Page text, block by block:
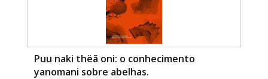
Puu naki thëã oni: o conhecimento
yanomani sobre abelhas.